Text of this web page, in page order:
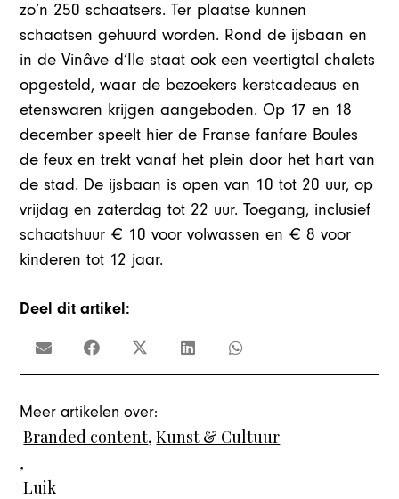
zo’n 250 schaatsers. Ter plaatse kunnen
schaatsen gehuurd worden. Rond de ijsbaan en
in de Vinâve d’Ile staat ook een veertigtal chalets
opgesteld, waar de bezoekers kerstcadeaus en
etenswaren krijgen aangeboden. Op 17 en 18
december speelt hier de Franse fanfare Boules
de feux en trekt vanaf het plein door het hart van
de stad. De ijsbaan is open van 10 tot 20 uur, op
vrijdag en zaterdag tot 22 uur. Toegang, inclusief
schaatshuur € 10 voor volwassen en € 8 voor
kinderen tot 12 jaar.
Deel dit artikel:
Meer artikelen over:
Branded content,Kunst & Cultuur
,
Luik